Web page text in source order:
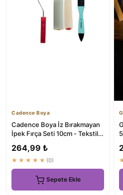
Cadence Boya
Cadence Boya İz Bırakmayan
İpek Fırça Seti 10cm - Tekstil
264,99 ₺
★★★★★ (0)
Sepete Ekle